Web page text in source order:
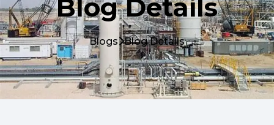
Blog Details
Blogs Blog Details